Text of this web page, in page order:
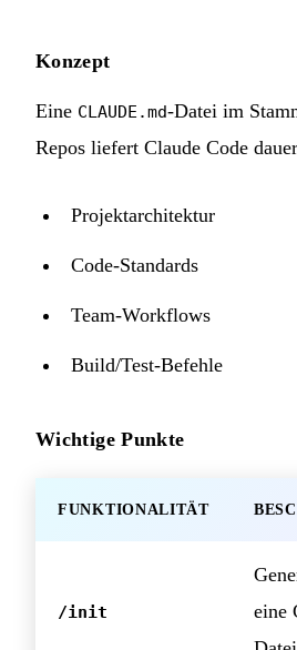
Konzept
Eine CLAUDE.md-Datei im
Repos liefert Claude Code
Projektarchitektur
Code-Standards
Team-Workflows
Build/Test-Befehle
Wichtige Punkte
FUNKTIONALITÄT
/init
eine